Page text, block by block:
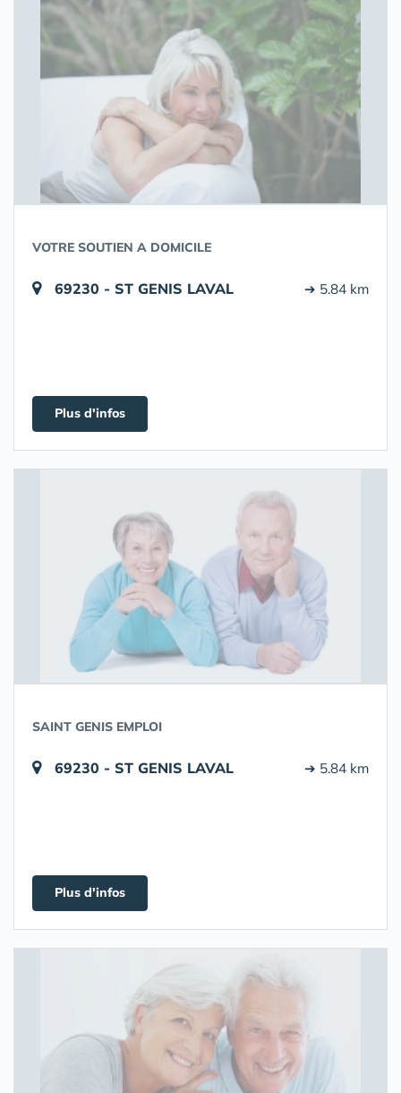
VOTRE SOUTIEN A DOMICILE
69230 - ST GENIS LAVAL ➔ 5.84 km
Plus d'infos
SAINT GENIS EMPLOI
69230 - ST GENIS LAVAL ➔ 5.84 km
Plus d'infos